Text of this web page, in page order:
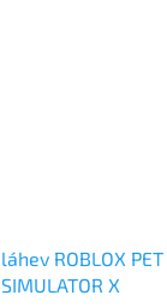
láhev ROBLOX PET
SIMULATOR X